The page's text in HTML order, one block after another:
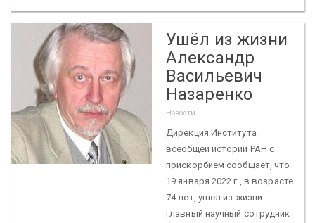
Ушёл из жизни
Александр
Васильевич
Назаренко
Новости
Дирекция Института
всеобщей истории РАН с
прискорбием сообщает, что
19 января 2022 г., в возрасте
74 лет, ушел из жизни
главный научный сотрудник